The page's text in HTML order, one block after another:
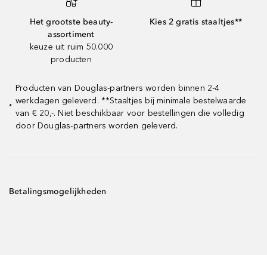
Het grootste beauty-
assortiment
keuze uit ruim 50.000
producten
Kies 2 gratis staaltjes**
*
Producten van Douglas-partners worden binnen 2-4
werkdagen geleverd. **Staaltjes bij minimale bestelwaarde
van € 20,-. Niet beschikbaar voor bestellingen die volledig
door Douglas-partners worden geleverd.
Betalingsmogelijkheden